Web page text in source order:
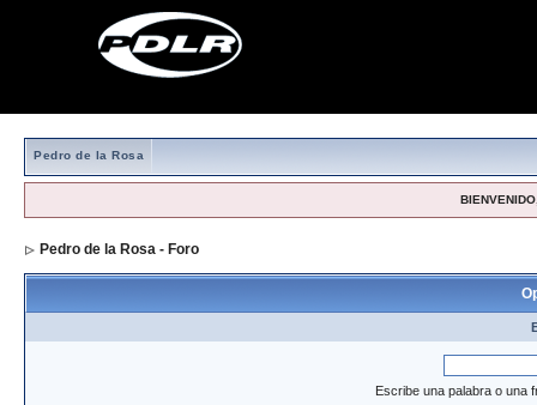
Pedro de la Rosa
Pedro de la Rosa - Foro
Escribe una palabra o una